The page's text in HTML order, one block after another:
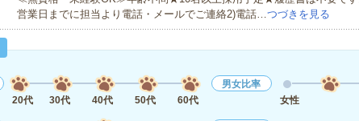
営業日までに担当より電話・メールでご連絡2)電話…つづきを見る
20代
30代 40代 50代 60代
男女比率
女性